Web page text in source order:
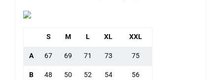
S M L XL XXL
A 67 69 71 73 75
B 48 50 52 54 56